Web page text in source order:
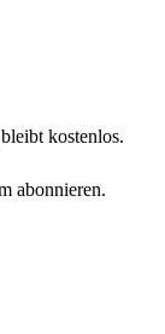
kostenlos.
abonnieren.